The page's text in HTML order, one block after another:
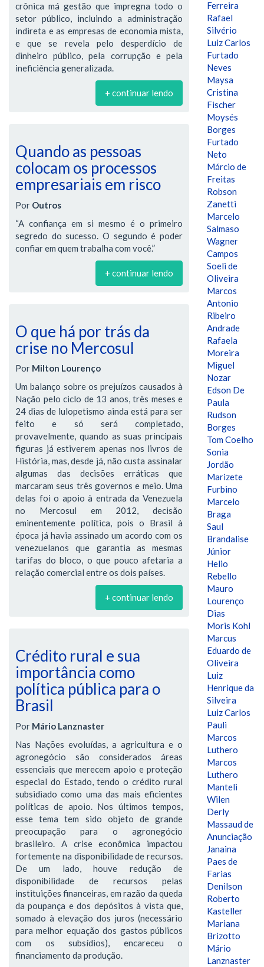
crônica má gestão que impregna todo o
setor público, incluindo a administração
indireta e as empresas de economia mista,
e que se revela pelo desperdício de
dinheiro público, pela corrupção e pela
ineficiência generalizada.
+ continuar lendo
Quando as pessoas
colocam os processos
empresariais em risco
Por Outros
“A confiança em si mesmo é o primeiro
segredo do sucesso. O segundo é poder
confiar em quem trabalha com você.”
+ continuar lendo
O que há por trás da
crise no Mercosul
Por Milton Lourenço
Um balanço sobre os prejuízos causados à
Nação pelo ciclo de 13 anos, três meses e
24 dias de lulopetismo ainda está para ser
feito e só será completado,
provavelmente, quando as suas principais
figuras já estiverem apenas nos livros de
História, mas, desde já, não custa assinalar
algumas das decisões erráticas que
marcaram seus três governos e meio. Uma
delas foi o apoio à entrada da Venezuela
no Mercosul em 2012, decisão
eminentemente política, pois o Brasil à
época já havia assinado um acordo com os
venezuelanos que garantia as mesmas
tarifas do bloco, o que pouco afetaria a
relação comercial entre os dois países.
+ continuar lendo
Crédito rural e sua
importância como
política pública para o
Brasil
Por Mário Lanznaster
Nas Nações evoluídas, a agricultura e o
agronegócio são considerados áreas
essenciais que merecem apoio e proteção
especial do Estado, tendo o crédito rural
subsidiado como uma das mais eficientes
políticas de apoio. Nos últimos tempos,
esse tema tem sido objeto de grande
preocupação para o agronegócio
brasileiro. A crise econômica impactou
fortemente na disponibilidade de recursos.
De um lado, houve redução de
disponibilidade de recursos pelas
instituições financeiras, em razão da queda
da poupança e dos depósitos à vista que,
somado à elevação dos juros (necessário
para melhor equação dos gastos públicos
com os subsídios), encareceu o
financiamento da produção.
Ferreira
Rafael
Silvério
Luiz Carlos
Furtado
Neves
Maysa
Cristina
Fischer
Moysés
Borges
Furtado
Neto
Márcio de
Freitas
Robson
Zanetti
Marcelo
Salmaso
Wagner
Campos
Soeli de
Oliveira
Marcos
Antonio
Ribeiro
Andrade
Rafaela
Moreira
Miguel
Nozar
Edson De
Paula
Rudson
Borges
Tom Coelho
Sonia
Jordão
Marizete
Furbino
Marcelo
Braga
Saul
Brandalise
Júnior
Helio
Rebello
Mauro
Lourenço
Dias
Moris Kohl
Marcus
Eduardo de
Oliveira
Luiz
Henrique da
Silveira
Luiz Carlos
Pauli
Marcos
Luthero
Marcos
Luthero
Manteli
Wilen
Derly
Massaud de
Anunciação
Janaina
Paes de
Farias
Denilson
Roberto
Kasteller
Mariana
Brizotto
Mário
Lanznaster